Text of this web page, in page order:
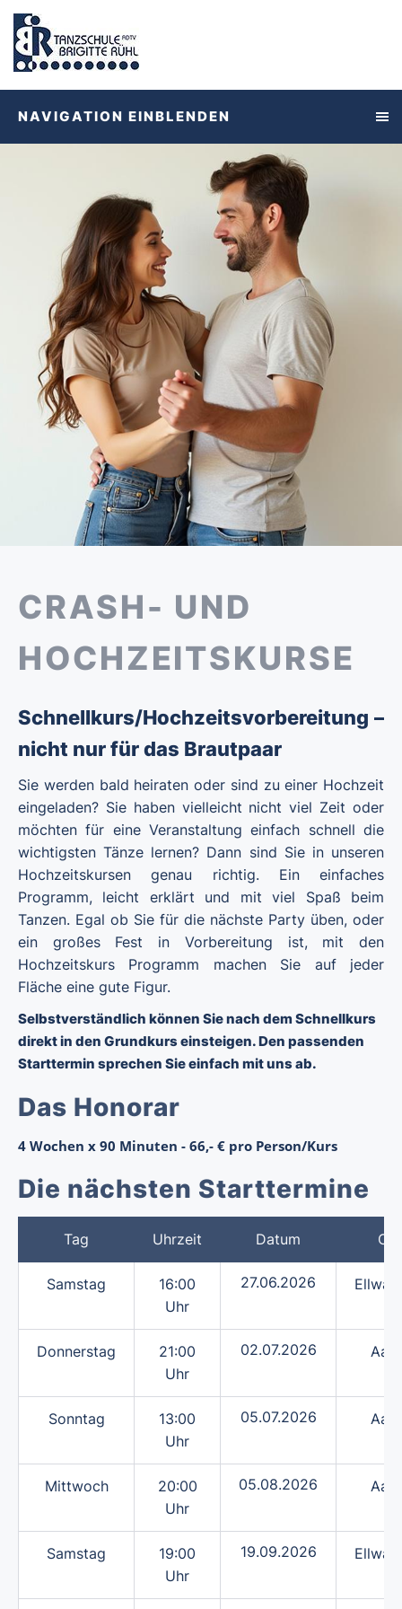
NAVIGATION EINBLENDEN
CRASH- UND
HOCHZEITSKURSE
Schnellkurs/Hochzeitsvorbereitung –
nicht nur für das Brautpaar
Sie werden bald heiraten oder sind zu einer Hochzeit
eingeladen? Sie haben vielleicht nicht viel Zeit oder
möchten für eine Veranstaltung einfach schnell die
wichtigsten Tänze lernen? Dann sind Sie in unseren
Hochzeitskursen genau richtig. Ein einfaches
Programm, leicht erklärt und mit viel Spaß beim
Tanzen. Egal ob Sie für die nächste Party üben, oder
ein großes Fest in Vorbereitung ist, mit den
Hochzeitskurs Programm machen Sie auf jeder
Fläche eine gute Figur.
Selbstverständlich können Sie nach dem Schnellkurs
direkt in den Grundkurs einsteigen. Den passenden
Starttermin sprechen Sie einfach mit uns ab.
Das Honorar
4 Wochen x 90 Minuten - 66,- € pro Person/Kurs
Die nächsten Starttermine
Tag Uhrzeit Datum Ort
Samstag
16:00
Uhr
27.06.2026
Donnerstag
21:00
Uhr
02.07.2026
Sonntag
13:00
Uhr
05.07.2026
Mittwoch
20:00
Uhr
05.08.2026
Samstag
19:00
Uhr
19.09.2026